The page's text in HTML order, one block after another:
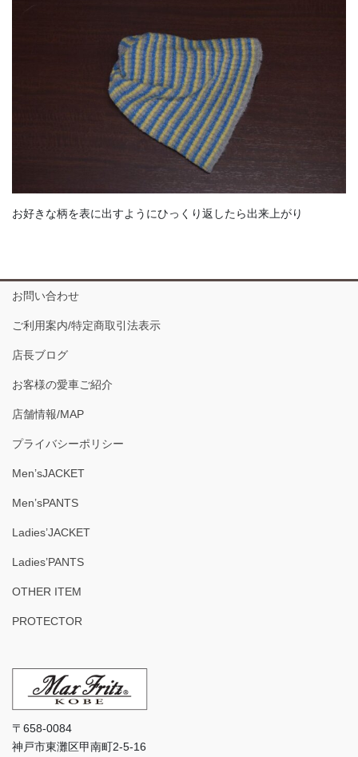
お好きな柄を表に出すようにひっくり返したら出来上がり
お問い合わせ
ご利用案内/特定商取引法表示
店長ブログ
お客様の愛車ご紹介
店舗情報/MAP
プライバシーポリシー
Men’sJACKET
Men’sPANTS
Ladies’JACKET
Ladies’PANTS
OTHER ITEM
PROTECTOR
〒658-0084
神戸市東灘区甲南町2-5-16